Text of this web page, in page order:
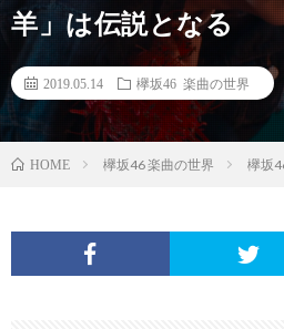
羊」は伝説となる
2019.05.14 欅坂46 楽曲の世界
HOME 欅坂46 楽曲の世界 欅坂